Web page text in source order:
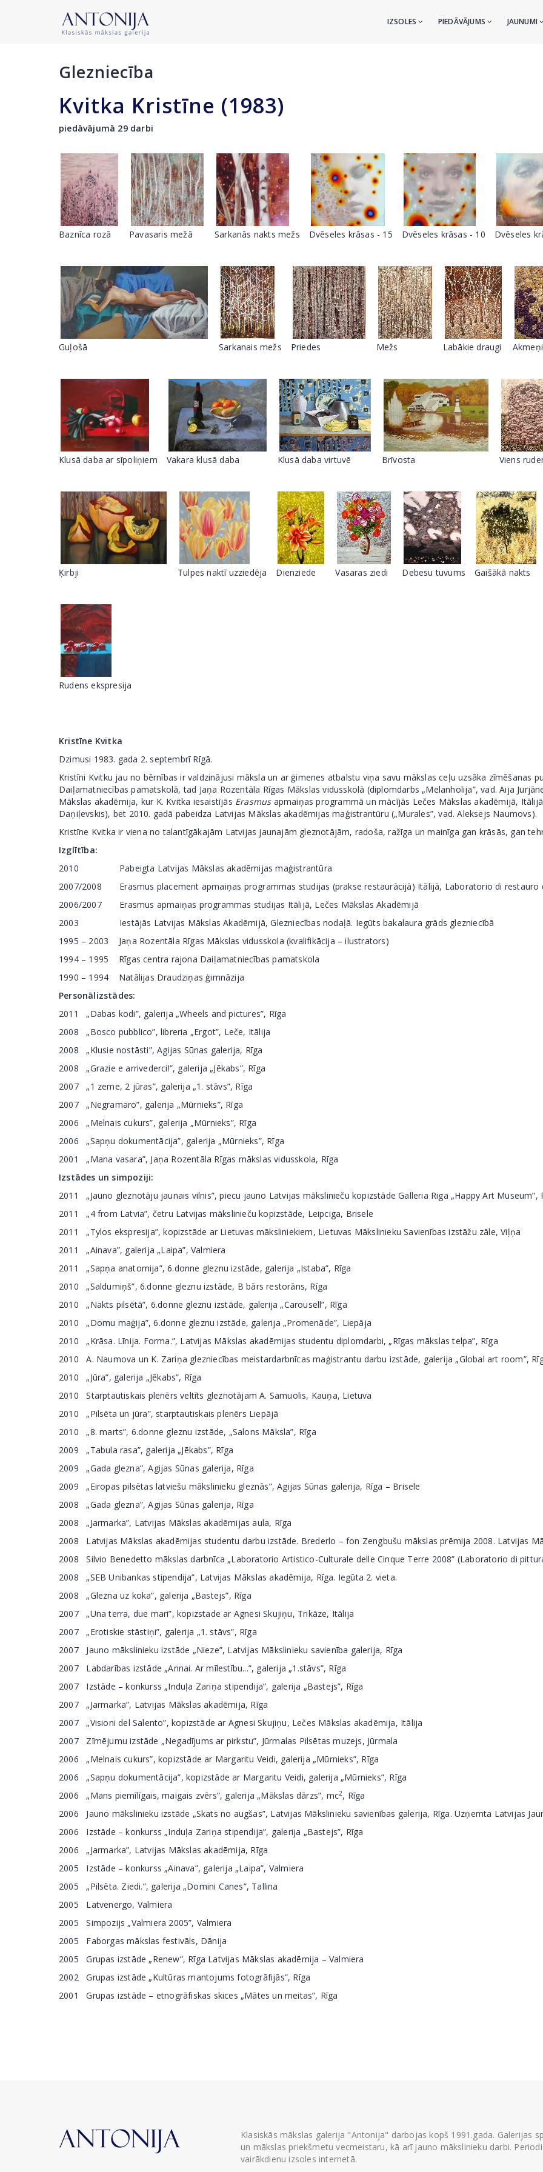
IZSOLES PIEDĀVĀJUMS JAUNUMI
Glezniecība
Kvitka Kristīne (1983)
piedāvājumā 29 darbi
Baznīca rozā Pavasaris mežā Sarkanās nakts mežs Dvēseles krāsas - 15 Dvēseles krāsas - 10 Dvēseles
Guļošā Sarkanais mežs Priedes Mežs Labākie draugi
Klusā daba ar sīpoliņiem Vakara klusā daba Klusā daba virtuvē Brīvosta Viens
Ķirbji Tulpes naktī uzziedēja Dienziede Vasaras ziedi Debesu tuvums Gaišākā nakts
Rudens ekspresija
Kristīne Kvitka
Dzimusi 1983. gada 2. septembrī Rīgā.
Kristīni Kvitku jau no bērnības ir valdzinājusi māksla un ar ģimenes atbalstu viņa savu mākslas ceļu uzsāka zīmēšanas
Daiļamatniecības pamatskolā, tad Jaņa Rozentāla Rīgas Mākslas vidusskolā (diplomdarbs „Melanholija”, vad. Aija
Mākslas akadēmija, kur K. Kvitka iesaistījās Erasmusapmaiņas programmā un mācījās Lečes Mākslas akadēmijā,
Daņiļevskis), bet 2010. gadā pabeidza Latvijas Mākslas akadēmijas maģistrantūru („Murales”, vad. Aleksejs Naumovs).
Kristīne Kvitka ir viena no talantīgākajām Latvijas jaunajām gleznotājām, radoša, ražīga un mainīga gan krāsās, gan
Izglītība:
2010 Pabeigta Latvijas Mākslas akadēmijas maģistrantūra
2007/2008 Erasmus placement apmaiņas programmas studijas (prakse restaurācijā) Itālijā, Laboratorio di restauro
2006/2007 Erasmus apmaiņas programmas studijas Itālijā, Lečes Mākslas Akadēmijā
2003 Iestājās Latvijas Mākslas Akadēmijā, Glezniecības nodaļā. Iegūts bakalaura grāds glezniecībā
1995 – 2003 Jaņa Rozentāla Rīgas Mākslas vidusskola (kvalifikācija – ilustrators)
1994 – 1995 Rīgas centra rajona Daiļamatniecības pamatskola
1990 – 1994 Natālijas Draudziņas ģimnāzija
Personālizstādes:
2011 „Dabas kodi”, galerija „Wheels and pictures”, Rīga
2008 „Bosco pubblico”, libreria „Ergot”, Leče, Itālija
2008 „Klusie nostāsti”, Agijas Sūnas galerija, Rīga
2008 „Grazie e arrivederci!”, galerija „Jēkabs”, Rīga
2007 „1 zeme, 2 jūras”, galerija „1. stāvs”, Rīga
2007 „Negramaro”, galerija „Mūrnieks”, Rīga
2006 „Melnais cukurs”, galerija „Mūrnieks”, Rīga
2006 „Sapņu dokumentācija”, galerija „Mūrnieks”, Rīga
2001 „Mana vasara”, Jaņa Rozentāla Rīgas mākslas vidusskola, Rīga
Izstādes un simpoziji:
2011 „Jauno gleznotāju jaunais vilnis”, piecu jauno Latvijas mākslinieču kopizstāde Galleria Riga „Happy Art Museum”,
2011 „4 from Latvia”, četru Latvijas mākslinieču kopizstāde, Leipciga, Brisele
2011 „Tylos ekspresija”, kopizstāde ar Lietuvas māksliniekiem, Lietuvas Mākslinieku Savienības izstāžu zāle, Viļņa
2011 „Ainava”, galerija „Laipa”, Valmiera
2011 „Sapņa anatomija”, 6.donne gleznu izstāde, galerija „Istaba”, Rīga
2010 „Saldumiņš”, 6.donne gleznu izstāde, B bārs restorāns, Rīga
2010 „Nakts pilsētā”, 6.donne gleznu izstāde, galerija „Carousell”, Rīga
2010 „Domu maģija”, 6.donne gleznu izstāde, galerija „Promenāde”, Liepāja
2010 „Krāsa. Līnija. Forma.”, Latvijas Mākslas akadēmijas studentu diplomdarbi, „Rīgas mākslas telpa”, Rīga
2010 A. Naumova un K. Zariņa glezniecības meistardarbnīcas maģistrantu darbu izstāde, galerija „Global art room”,
2010 „Jūra”, galerija „Jēkabs”, Rīga
2010 Starptautiskais plenērs veltīts gleznotājam A. Samuolis, Kauņa, Lietuva
2010 „Pilsēta un jūra”, starptautiskais plenērs Liepājā
2010 „8. marts”, 6.donne gleznu izstāde, „Salons Māksla”, Rīga
2009 „Tabula rasa”, galerija „Jēkabs”, Rīga
2009 „Gada glezna”, Agijas Sūnas galerija, Rīga
2009 „Eiropas pilsētas latviešu mākslinieku gleznās”, Agijas Sūnas galerija, Rīga – Brisele
2008 „Gada glezna”, Agijas Sūnas galerija, Rīga
2008 „Jarmarka”, Latvijas Mākslas akadēmijas aula, Rīga
2008 Latvijas Mākslas akadēmijas studentu darbu izstāde. Brederlo – fon Zengbušu mākslas prēmija 2008. Latvijas
2008 Silvio Benedetto mākslas darbnīca „Laboratorio Artistico-Culturale delle Cinque Terre 2008” (Laboratorio di
2008 „SEB Unibankas stipendija”, Latvijas Mākslas akadēmija, Rīga. Iegūta 2. vieta.
2008 „Glezna uz koka”, galerija „Bastejs”, Rīga
2007 „Una terra, due mari”, kopizstade ar Agnesi Skujiņu, Trikāze, Itālija
2007 „Erotiskie stāstiņi”, galerija „1. stāvs”, Rīga
2007 Jauno mākslinieku izstāde „Nieze”, Latvijas Mākslinieku savienība galerija, Rīga
2007 Labdarības izstāde „Annai. Ar mīlestību...”, galerija „1.stāvs”, Rīga
2007 Izstāde – konkurss „Induļa Zariņa stipendija”, galerija „Bastejs”, Rīga
2007 „Jarmarka”, Latvijas Mākslas akadēmija, Rīga
2007 „Visioni del Salento”, kopizstāde ar Agnesi Skujiņu, Lečes Mākslas akadēmija, Itālija
2007 Zīmējumu izstāde „Negadījums ar pirkstu”, Jūrmalas Pilsētas muzejs, Jūrmala
2006 „Melnais cukurs”, kopizstāde ar Margaritu Veidi, galerija „Mūrnieks”, Rīga
2006 „Sapņu dokumentācija”, kopizstāde ar Margaritu Veidi, galerija „Mūrnieks”, Rīga
2006 „Mans piemīlīgais, maigais zvērs”, galerija „Mākslas dārzs”, mc2, Rīga
2006 Jauno mākslinieku izstāde „Skats no augšas”, Latvijas Mākslinieku savienības galerija, Rīga. Uzņemta Latvijas
2006 Izstāde – konkurss „Induļa Zariņa stipendija”, galerija „Bastejs”, Rīga
2006 „Jarmarka”, Latvijas Mākslas akadēmija, Rīga
2005 Izstāde – konkurss „Ainava”, galerija „Laipa”, Valmiera
2005 „Pilsēta. Ziedi.”, galerija „Domini Canes”, Tallina
2005 Latvenergo, Valmiera
2005 Simpozijs „Valmiera 2005”, Valmiera
2005 Faborgas mākslas festivāls, Dānija
2005 Grupas izstāde „Renew”, Rīga Latvijas Mākslas akadēmija – Valmiera
2002 Grupas izstāde „Kultūras mantojums fotogrāfijās”, Rīga
2001 Grupas izstāde – etnogrāfiskas skices „Mātes un meitas”, Rīga
Klasiskās mākslas galerija "Antonija" darbojas kopš 1991.gada. Galerijas
un mākslas priekšmetu vecmeistaru, kā arī jauno mākslinieku darbi.
vairākdienu izsoles internetā.